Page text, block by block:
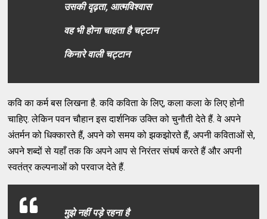
उसकी दृढ़ता, आत्मविश्वास
वह भी होना चाहता है चट्टान
किनारे वाली चट्टान
कवि का कर्म बस लिखना है. कवि कविता के लिए, कला कला के लिए होनी
चाहिए. लेकिन पवन चौहान इस दार्शनिक उक्ति को चुनौती देते हैं. वे अपने
अंतर्मन को धिक्कारते हैं, अपने को समय को झकझोरते हैं, अपनी कविताओं से,
अपने शब्दों से यहाँ तक कि अपने आप से निरंतर संघर्ष करते हैं और अपनी
स्वतंत्र कल्पनाओं को परवाज देते हैं.
मुझे नहीं पड़े रहना है